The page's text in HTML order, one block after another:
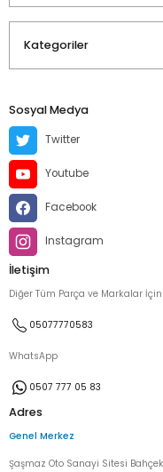
Kategoriler
Sosyal Medya
Twitter
Youtube
Facebook
Instagram
İletişim
Diğer Tüm Parça ve Markalar
05077770583
WhatsApp
0507 777 05 83
Adres
Genel Merkez
Şaşmaz Oto Sanayi Sitesi